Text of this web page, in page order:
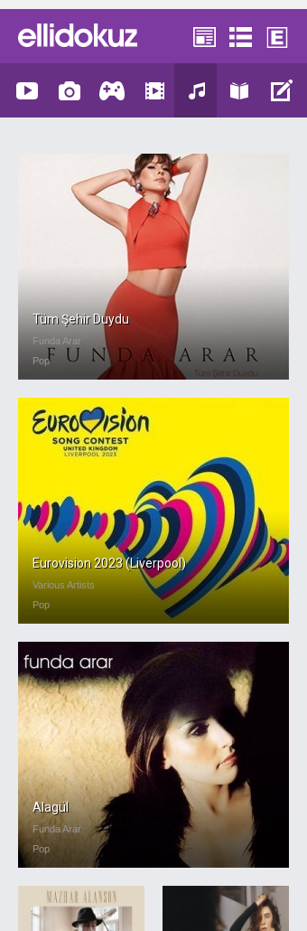
Tüm Şehir Duydu
Funda Arar
Pop
Eurovision 2023 (Liverpool)
Various Artists
Pop
Alagül
Funda Arar
Pop